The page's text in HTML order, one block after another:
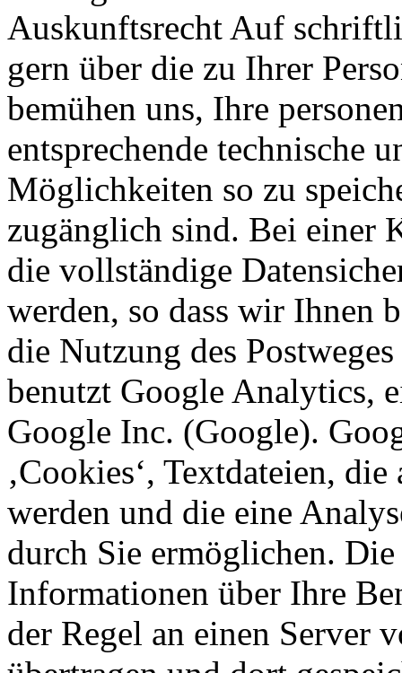
Auskunftsrecht Auf
gern über die zu Ihrer
bemühen uns, Ihre
entsprechende technische
Möglichkeiten so zu
zugänglich sind. Bei einer
die vollständige
werden, so dass wir Ihnen
die Nutzung des
benutzt Google Analytics,
Google Inc. (Google).
‚Cookies‘, Textdateien,
werden und die eine
durch Sie ermöglichen.
Informationen über Ihre
der Regel an einen Server